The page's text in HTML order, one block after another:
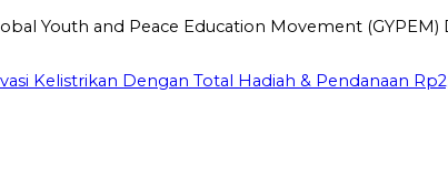
Youth and Peace Education Movement
Kelistrikan Dengan Total Hadiah & Pendanaan